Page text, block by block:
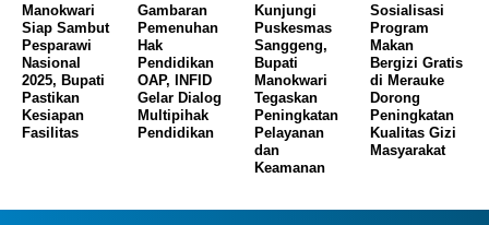
Manokwari
Siap Sambut
Pesparawi
Nasional
2025, Bupati
Pastikan
Kesiapan
Fasilitas
Gambaran
Pemenuhan
Hak
Pendidikan
OAP, INFID
Gelar Dialog
Multipihak
Pendidikan
Kunjungi
Puskesmas
Sanggeng,
Bupati
Manokwari
Tegaskan
Peningkatan
Pelayanan
dan
Keamanan
Sosialisasi
Program
Makan
Bergizi Gratis
di Merauke
Dorong
Peningkatan
Kualitas Gizi
Masyarakat